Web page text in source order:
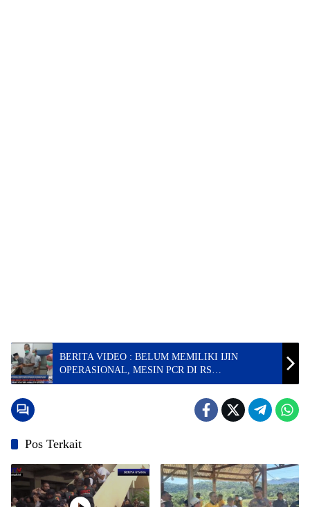
BERITA VIDEO : BELUM MEMILIKI IJIN
OPERASIONAL, MESIN PCR DI RS
PASANGKAYU JADI BARANG PAJANGAN
Pos Terkait